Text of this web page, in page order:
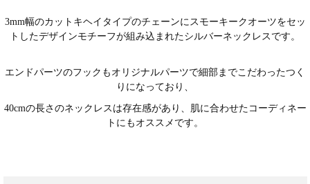
3mm幅のカットキヘイタイプのチェーンにスモーキークオーツをセッ
トしたデザインモチーフが組み込まれたシルバーネックレスです。
エンドパーツのフックもオリジナルパーツで細部までこだわったつく
りになっており、
40cmの長さのネックレスは存在感があり、肌に合わせたコーディネー
トにもオススメです。